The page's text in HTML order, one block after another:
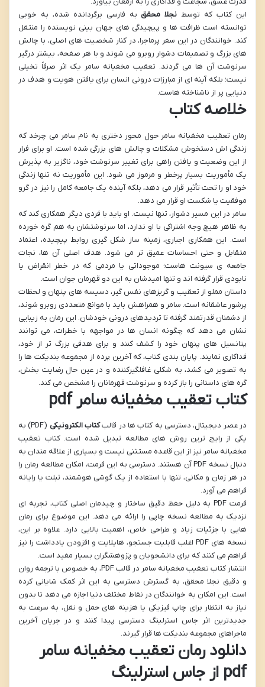
این کتاب که توسط نجلا محقق به فارسی برگردانده شده، به خوبی
توانسته است ظرافت ها و پیچیدگی های جهان بینی نویسنده را منتقل
کند. خوانندگان در این سفر پرماجرا، در کنار شخصیت های اصلی، با چالش
های بزرگ و تصمیمات دشوار روبرو می شوند و با هر صفحه، بیشتر درگیر
سرنوشت آن ها می گردند. تعقیب مخفیانه سامر یک اثر صرفاً تخیلی
نیست؛ بلکه آینه ای از مبارزات درونی انسان برای یافتن هویت و هدف در
دنیایی پر از ناشناخته هاست.
خلاصه کتاب
رمان تعقیب مخفیانه سامر حول محور دختری به نام سامر می چرخد که
زندگی اش دستخوش مشکلات و چالش های بزرگی شده است. او برای فرار
از این وضعیت و یافتن راهی برای تغییر سرنوشت خود، ناگزیر به پذیرش
یک مأموریت بسیار پرخطر و مرموز می شود. این مأموریت نه تنها زندگی
خود او را تحت تأثیر قرار می دهد، بلکه آینده یک جامعه کامل را نیز در گرو
موفقیت یا شکست او قرار می دهد.
سامر در این مسیر دشوار، تنها نیست. او باید با فردی دیگر همکاری کند که
به ظاهر هیچ وجه اشتراکی با او ندارد، اما سرنوشتشان به هم گره خورده
است. این همکاری اجباری، زمینه ساز شکل گیری روابط پیچیده، اعتماد
متقابل و حتی احساسات عمیق تر می شود. هدف اصلی آن ها، نجات
جامعه ی سیونت هاست؛ موجوداتی یا مردمی که در خطر انقراض یا
نابودی قرار گرفته اند و تنها امیدشان به این دو قهرمان جوان است.
داستان مملو از تعقیب و گریزهای نفس گیر، دسیسه های پنهان و لحظات
پرشور عاشقانه است. سامر و همراهش باید با موانع متعددی روبرو شوند،
از دشمنان قدرتمند گرفته تا تردیدهای درونی خودشان. این رمان به زیبایی
نشان می دهد که چگونه انسان ها در مواجهه با خطرات، می توانند
پتانسیل های پنهان خود را کشف کنند و برای هدفی بزرگ تر از خود،
فداکاری نمایند. پایان بندی کتاب، که آخرین پرده از مجموعه بندیکت ها را
به تصویر می کشد، به شکلی غافلگیرکننده و در عین حال رضایت بخش،
گره های داستانی را باز کرده و سرنوشت قهرمانان را مشخص می کند.
کتاب تعقیب مخفیانه سامر pdf
در عصر دیجیتال، دسترسی به کتاب ها در قالبکتاب الکترونیکی
(PDF) به
یکی از رایج ترین روش های مطالعه تبدیل شده است. کتاب تعقیب
مخفیانه سامر نیز از این قاعده مستثنی نیست و بسیاری از علاقه مندان به
دنبال نسخه PDF آن هستند. دسترسی به این فرمت، امکان مطالعه رمان را
در هر زمان و مکانی، تنها با استفاده از یک گوشی هوشمند، تبلت یا رایانه
فراهم می آورد.
فرمت PDF به دلیل حفظ دقیق ساختار و چیدمان اصلی کتاب، تجربه ای
نزدیک به مطالعه نسخه چاپی را ارائه می دهد. این موضوع برای رمان
هایی با جزئیات زیاد و طراحی خاص، اهمیت بالایی دارد. علاوه بر این،
نسخه های PDF اغلب قابلیت جستجو، هایلایت و افزودن یادداشت را نیز
فراهم می کنند که برای دانشجویان و پژوهشگران بسیار مفید است.
انتشار کتاب تعقیب مخفیانه سامر در قالب PDF، به خصوص با ترجمه روان
و دقیق نجلا محقق، به گسترش دسترسی به این اثر کمک شایانی کرده
است. این امکان به خوانندگان در نقاط مختلف دنیا اجازه می دهد تا بدون
نیاز به انتظار برای چاپ فیزیکی یا هزینه های حمل و نقل، به سرعت به
جدیدترین اثر جاس استرلینگ دسترسی پیدا کنند و در جریان آخرین
ماجراهای مجموعه بندیکت ها قرار گیرند.
دانلود رمان تعقیب مخفیانه سامر
pdf از جاس استرلینگ